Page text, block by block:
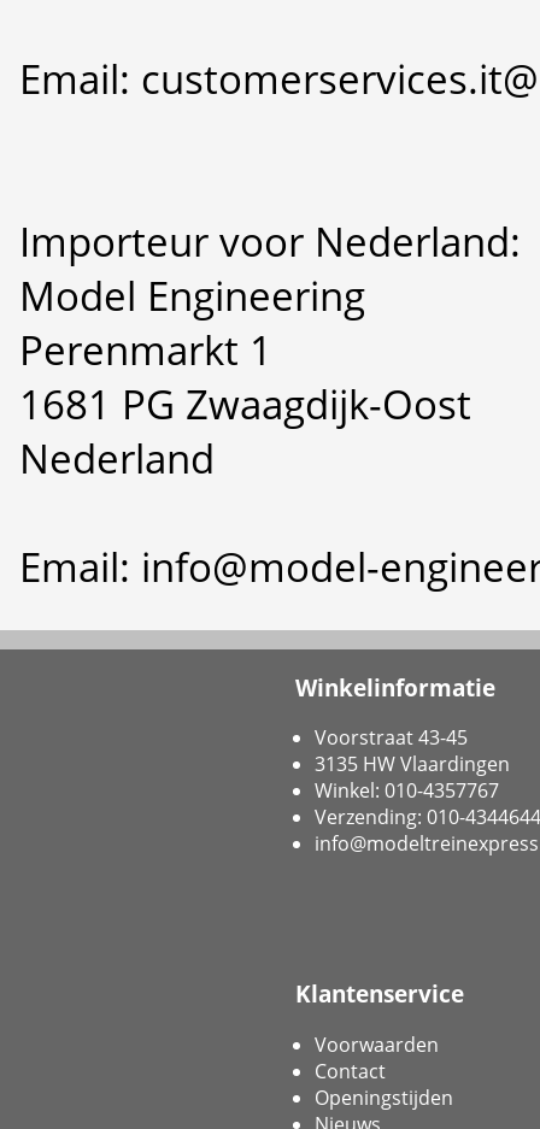
Email:
Importeur voor Nederland:
Model Engineering
Perenmarkt 1
1681 PG Zwaagdijk-Oost
Nederland
Email: info@model-
Winkelinformatie
Voorstraat 43-45
3135 HW Vlaardingen
Winkel: 010-4357767
Verzending: 010-4344644
Klantenservice
Voorwaarden
Contact
Openingstijden